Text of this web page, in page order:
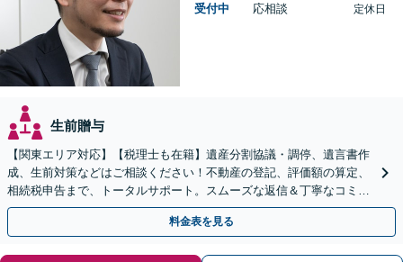
受付中
応相談
定休日
生前贈与
【関東エリア対応】【税理士も在籍】遺産分割協議・調停、遺言書作
成、生前対策などはご相談ください！不動産の登記、評価額の算定、
相続税申告まで、トータルサポート。スムーズな返信＆丁寧なコミュ
ニケーション◎お気軽にご相談ください。
料金表を見る